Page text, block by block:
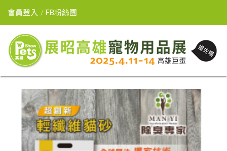
會員登入 FB粉絲團